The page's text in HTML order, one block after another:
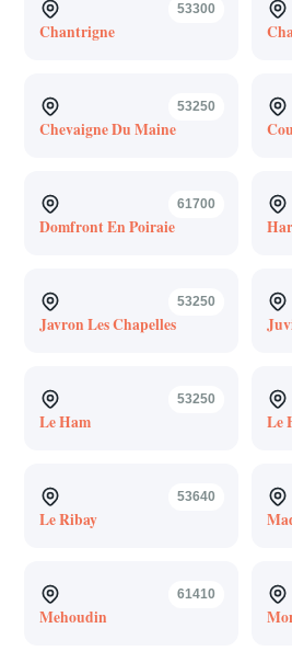
53300
Chantrigne
53250
Chevaigne Du Maine
61700
Domfront En Poiraie
53250
Javron Les Chapelles
53250
Le Ham Le
53640
Le Ribay
61410
Mehoudin